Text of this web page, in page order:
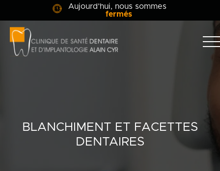
Aujourd’hui, nous sommes
fermés
dentaire
Alain
Cyr
Clinique
BLANCHIMENT ET FACETTES
DENTAIRES